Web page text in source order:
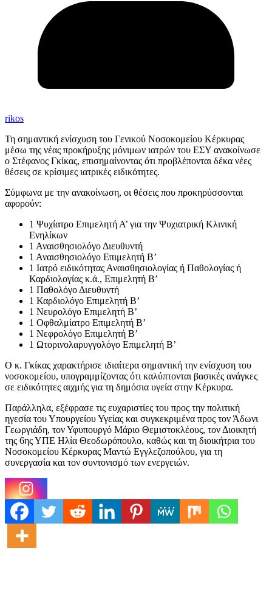
rikos
Τη σημαντική ενίσχυση του Γενικού Νοσοκομείου Κέρκυρας
μέσω της νέας προκήρυξης μόνιμων ιατρών του ΕΣΥ ανακοίνωσε
ο Στέφανος Γκίκας, επισημαίνοντας ότι προβλέπονται δέκα νέες
θέσεις σε κρίσιμες ιατρικές ειδικότητες.
Σύμφωνα με την ανακοίνωση, οι θέσεις που προκηρύσσονται
αφορούν:
1 Ψυχίατρο Επιμελητή Α’ για την Ψυχιατρική Κλινική
Ενηλίκων
1 Αναισθησιολόγο Διευθυντή
1 Αναισθησιολόγο Επιμελητή Β’
1 Ιατρό ειδικότητας Αναισθησιολογίας ή Παθολογίας ή
Καρδιολογίας κ.ά., Επιμελητή Β’
1 Παθολόγο Διευθυντή
1 Καρδιολόγο Επιμελητή Β’
1 Νευρολόγο Επιμελητή Β’
1 Οφθαλμίατρο Επιμελητή Β’
1 Νεφρολόγο Επιμελητή Β’
1 Ωτορινολαρυγγολόγο Επιμελητή Β’
Ο κ. Γκίκας χαρακτήρισε ιδιαίτερα σημαντική την ενίσχυση του
νοσοκομείου, υπογραμμίζοντας ότι καλύπτονται βασικές ανάγκες
σε ειδικότητες αιχμής για τη δημόσια υγεία στην Κέρκυρα.
Παράλληλα, εξέφρασε τις ευχαριστίες του προς την πολιτική
ηγεσία του Υπουργείου Υγείας και συγκεκριμένα προς τον Άδωνι
Γεωργιάδη, τον Υφυπουργό Μάριο Θεμιστοκλέους, τον Διοικητή
της 6ης ΥΠΕ Ηλία Θεοδωρόπουλο, καθώς και τη διοικήτρια του
Νοσοκομείου Κέρκυρας Μαντώ Εγγλεζοπούλου, για τη
συνεργασία και τον συντονισμό των ενεργειών.